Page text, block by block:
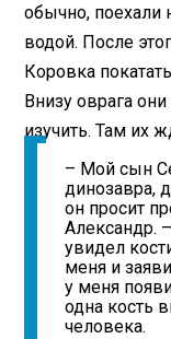
обычно, поехали
водой. После
Коровка
Внизу оврага
изучить. Там их
– Мой сын
динозавра,
он просит
Александр.
увидел
меня и
у меня
одна кость
человека.